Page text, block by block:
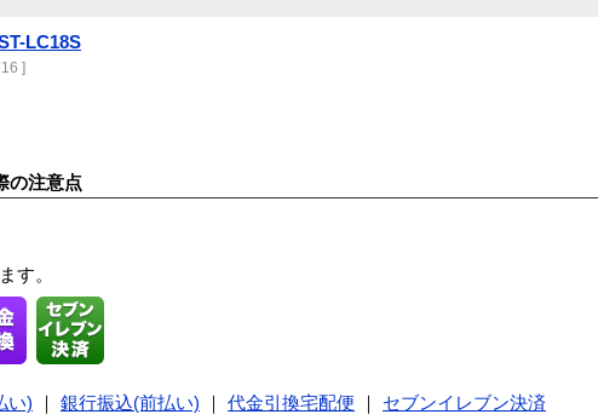
LC18S
]
の注意点
す。
い) 銀行振込(前払い) 代金引換宅配便
セブンイレブン決済